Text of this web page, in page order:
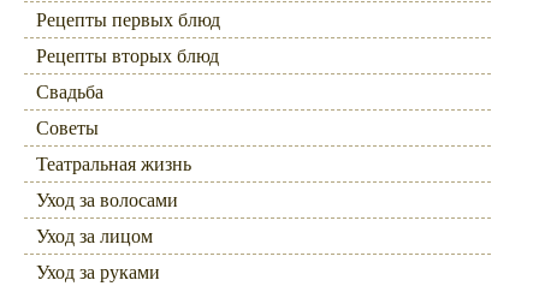
Рецепты первых блюд
Рецепты вторых блюд
Свадьба
Советы
Театральная жизнь
Уход за волосами
Уход за лицом
Уход за руками